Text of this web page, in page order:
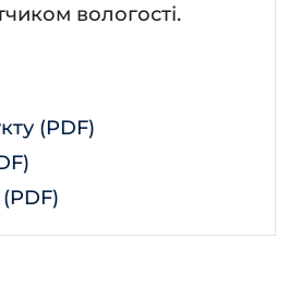
вологості.
(PDF)